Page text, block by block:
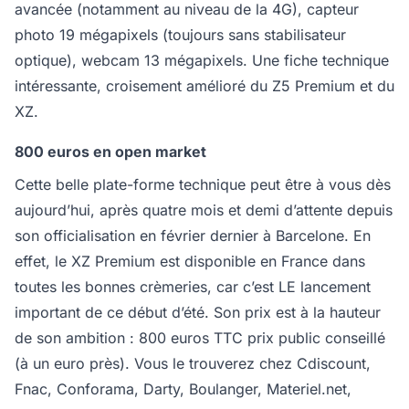
avancée (notamment au niveau de la 4G), capteur
photo 19 mégapixels (toujours sans stabilisateur
optique), webcam 13 mégapixels. Une fiche technique
intéressante, croisement amélioré du Z5 Premium et du
XZ.
800 euros en open market
Cette belle plate-forme technique peut être à vous dès
aujourd’hui, après quatre mois et demi d’attente depuis
son officialisation en février dernier à Barcelone. En
effet, le XZ Premium est disponible en France dans
toutes les bonnes crèmeries, car c’est LE lancement
important de ce début d’été. Son prix est à la hauteur
de son ambition : 800 euros TTC prix public conseillé
(à un euro près). Vous le trouverez chez Cdiscount,
Fnac, Conforama, Darty, Boulanger, Materiel.net,